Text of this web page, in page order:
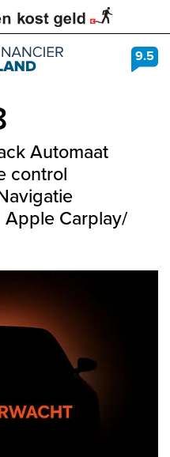
9.5
Automaat
control
Apple Carplay/